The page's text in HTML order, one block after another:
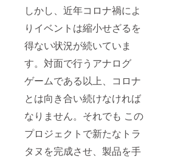
しかし、近年コロナ禍によ
りイベントは縮小せざるを
得ない状況が続いていま
す。対面で行うアナログ
ゲームである以上、コロナ
とは向き合い続けなければ
なりません。それでも この
プロジェクトで新たなトラ
タヌを完成させ、製品を手